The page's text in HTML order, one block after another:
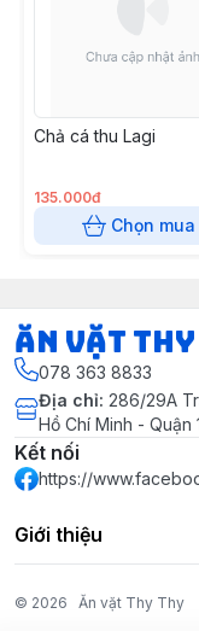
Chả cá thu Lagi
135.000đ
Chọn mua
Ăn vặt
078 363 8833
Địa chỉ: 286/29A
Hồ Chí Minh - Quận
Kết nối
https://
Giới thiệu
© 2026 Ăn vặt Thy Thy